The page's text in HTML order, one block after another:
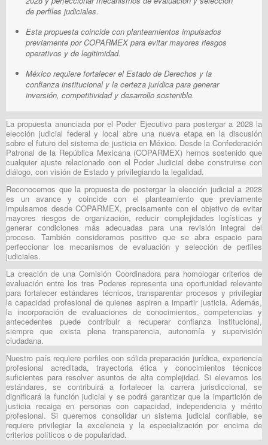
de perfiles judiciales.
Esta propuesta coincide con planteamientos impulsados
previamente por COPARMEX para evitar mayores riesgos
operativos y de legitimidad.
México requiere fortalecer el Estado de Derechos y la
confianza institucional y la certeza jurídica para generar
inversión, competitividad y desarrollo sostenible.
La propuesta anunciada por el Poder Ejecutivo para postergar a 2028 la
elección judicial federal y local abre una nueva etapa en la discusión
sobre el futuro del sistema de justicia en México. Desde la Confederación
Patronal de la República Mexicana (COPARMEX) hemos sostenido que
cualquier ajuste relacionado con el Poder Judicial debe construirse con
diálogo, con visión de Estado y privilegiando la legalidad.
Reconocemos que la propuesta de postergar la elección judicial a 2028
es un avance y coincide con el planteamiento que previamente
impulsamos desde COPARMEX, precisamente con el objetivo de evitar
mayores riesgos de organización, reducir complejidades logísticas y
generar condiciones más adecuadas para una revisión integral del
proceso. También consideramos positivo que se abra espacio para
perfeccionar los mecanismos de evaluación y selección de perfiles
judiciales.
La creación de una Comisión Coordinadora para homologar criterios de
evaluación entre los tres Poderes representa una oportunidad relevante
para fortalecer estándares técnicos, transparentar procesos y privilegiar
la capacidad profesional de quienes aspiren a impartir justicia. Además,
la incorporación de evaluaciones de conocimientos, competencias y
antecedentes puede contribuir a recuperar confianza institucional,
siempre que exista plena transparencia, autonomía y supervisión
ciudadana.
Nuestro país requiere perfiles con sólida preparación jurídica, experiencia
profesional acreditada, trayectoria ética y conocimientos técnicos
suficientes para resolver asuntos de alta complejidad. Si elevamos los
estándares, se contribuirá a fortalecer la carrera jurisdiccional, se
dignificará la función judicial y se podrá garantizar que la impartición de
justicia recaiga en personas con capacidad, independencia y mérito
profesional. Si queremos consolidar un sistema judicial confiable, se
requiere privilegiar la excelencia y la especialización por encima de
criterios políticos o de popularidad.